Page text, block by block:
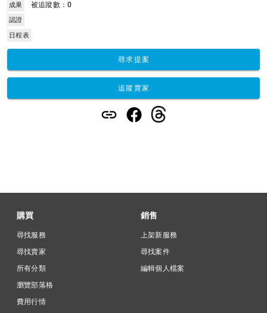
成果 被追蹤數：0
認證
日程表
尋求提案
追蹤賣家
購買
尋找服務
尋找賣家
所有分類
瀏覽部落格
費用行情
銷售
上架新服務
尋找案件
編輯個人檔案